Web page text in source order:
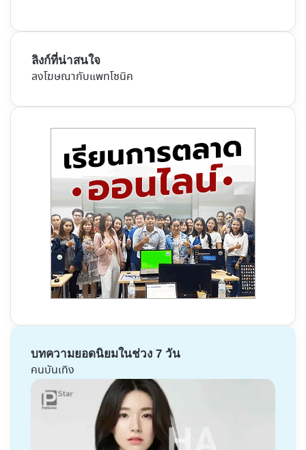
ลิงก์ที่น่าสนใจ
ลงโฆษณากับแพทโซนิค
บทความยอดนิยมในช่วง 7 วัน
คนบันเทิง